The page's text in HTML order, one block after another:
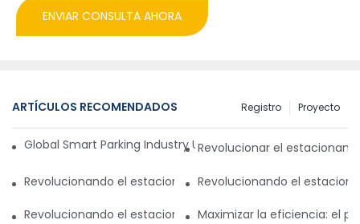
ENVIAR CONSULTA AHORA
ARTÍCULOS RECOMENDADOS Proyecto
Registro
Global Smart Parking Industry Update for Third Quarter of
Revolucionar el
Revolucionando el estacionamiento con un sistema de
Revolucionando el
Revolucionando el estacionamiento en Pakistán: un
Maximizar la eficiencia: el